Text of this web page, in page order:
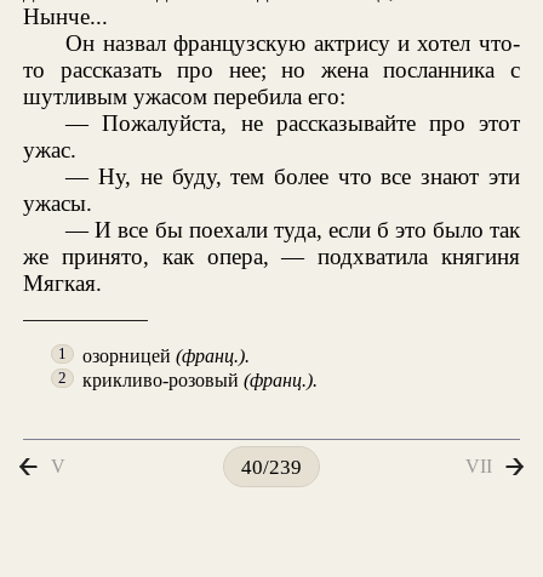
Нынче...
Он назвал французскую актрису и хотел что-
то рассказать про нее; но жена посланника с
шутливым ужасом перебила его:
— Пожалуйста, не рассказывайте про этот
ужас.
— Ну, не буду, тем более что все знают эти
ужасы.
— И все бы поехали туда, если б это было так
же принято, как опера, — подхватила княгиня
Мягкая.
1 озорницей(франц.).
2 крикливо-розовый(франц.).
V 40/239 VII